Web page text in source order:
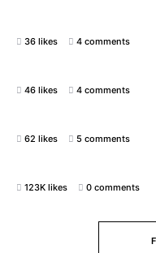
36 likes 4 comments
46 likes 4 comments
62 likes 5 comments
123K likes 0 comments